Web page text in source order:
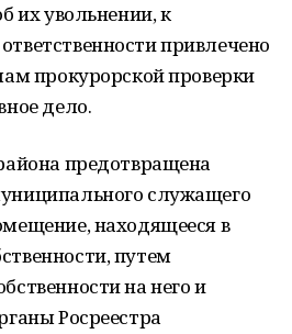
их увольнении, к
привлечено
прокурорской проверки
дело.
предотвращена
служащего
находящееся в
путем
на него и
Росреестра